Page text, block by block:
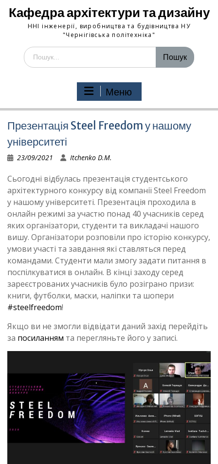
Кафедра архітектури та дизайну
ННІ інженерії, виробництва та будівництва НУ
"Чернігівська політехніка"
Шукати:
Меню
Презентація Steel Freedom у нашому
університеті
23/09/2021 Itchenko D.M.
Сьогодні відбулась презентація студентського
архітектурного конкурсу від компанії Steel Freedom
у нашому університеті. Презентація проходила в
онлайн режимі за участю понад 40 учасників серед
яких організатори, студенти та викладачі нашого
вишу. Організатори розповіли про історію конкурсу,
умови участі та завдання які ставляться перед
командами. Студенти мали змогу задати питання в
поспілкуватися в онлайн. В кінці заходу серед
зареєстрованих учасників було розіграно призи:
книги, футболки, маски, наліпки та шопери
#steelfreedom!
Якщо ви не змогли відвідати даний захід перейдіть
за посиланням та перегляньте його у записі.